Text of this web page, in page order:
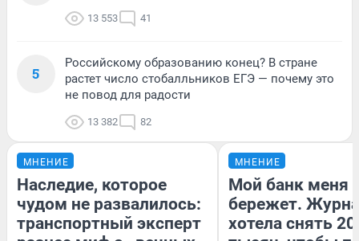
13 553 41
5
Российскому образованию конец? В стране
растет число стобалльников ЕГЭ — почему это
не повод для радости
13 382 82
МНЕНИЕ
Наследие, которое
чудом не развалилось:
транспортный эксперт
МНЕНИЕ
Мой банк меня
бережет.
хотела снять